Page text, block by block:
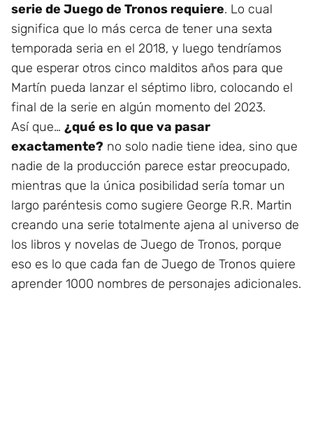
serie de Juego de Tronos requiere. Lo cual
significa que lo más cerca de tener una sexta
temporada seria en el 2018, y luego tendríamos
que esperar otros cinco malditos años para que
Martín pueda lanzar el séptimo libro, colocando el
final de la serie en algún momento del 2023.
Así que… ¿qué es lo que va pasar
exactamente? no solo nadie tiene idea, sino que
nadie de la producción parece estar preocupado,
mientras que la única posibilidad sería tomar un
largo paréntesis como sugiere George R.R. Martin
creando una serie totalmente ajena al universo de
los libros y novelas de Juego de Tronos, porque
eso es lo que cada fan de Juego de Tronos quiere
aprender 1000 nombres de personajes adicionales.